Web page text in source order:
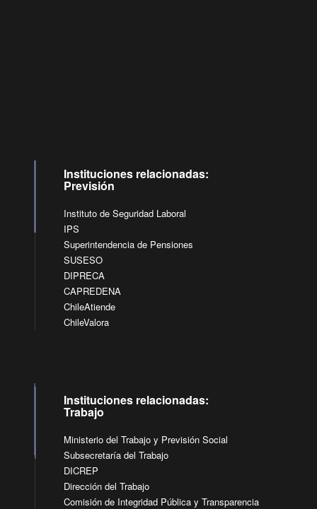
Instituciones relacionadas:
Previsión
Instituto de Seguridad Laboral
IPS
Superintendencia de Pensiones
SUSESO
DIPRECA
CAPREDENA
ChileAtiende
ChileValora
Instituciones relacionadas:
Trabajo
Ministerio del Trabajo y Previsión Social
Subsecretaría del Trabajo
DICREP
Dirección del Trabajo
Comisión de Integridad Pública y Transparencia